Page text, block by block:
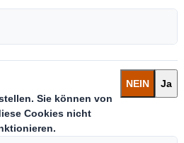
and next buttons to move